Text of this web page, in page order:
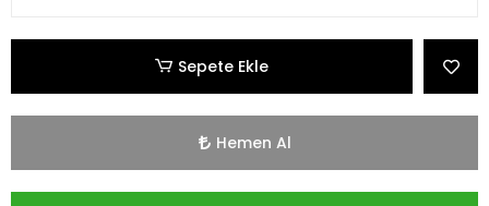
Sepete Ekle
Hemen Al